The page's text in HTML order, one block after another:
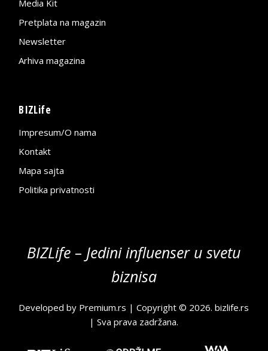
Media Kit
Pretplata na magazin
Newsletter
Arhiva magazina
BIZLife
Impresum/O nama
Kontakt
Mapa sajta
Politika privatnosti
BIZLife – Jedini influenser u svetu
biznisa
Developed by Premium.rs | Copyright © 2026.bizlife.rs
| Sva prava zadržana.